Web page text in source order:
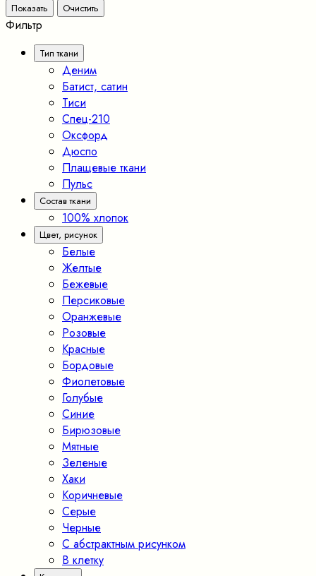
Фильтр
Тип ткани
Деним
Батист, сатин
Тиси
Спец-210
Оксфорд
Дюспо
Плащевые ткани
Пульс
Состав ткани
100% хлопок
Цвет, рисунок
Белые
Желтые
Бежевые
Персиковые
Оранжевые
Розовые
Красные
Бордовые
Фиолетовые
Голубые
Синие
Бирюзовые
Мятные
Зеленые
Хаки
Коричневые
Серые
Черные
С абстрактным рисунком
В клетку